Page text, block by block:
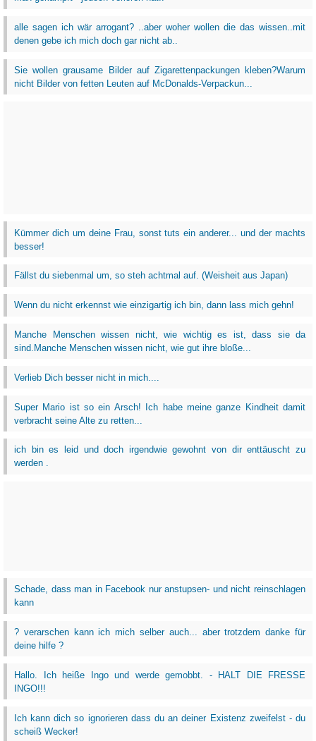
alle sagen ich wär arrogant? ..aber woher wollen die das wissen..mit
denen gebe ich mich doch gar nicht ab..
Sie wollen grausame Bilder auf Zigarettenpackungen kleben?Warum
nicht Bilder von fetten Leuten auf McDonalds-Verpackun...
Kümmer dich um deine Frau, sonst tuts ein anderer... und der machts
besser!
Fällst du siebenmal um, so steh achtmal auf. (Weisheit aus Japan)
Wenn du nicht erkennst wie einzigartig ich bin, dann lass mich gehn!
Manche Menschen wissen nicht, wie wichtig es ist, dass sie da
sind.Manche Menschen wissen nicht, wie gut ihre bloße...
Verlieb Dich besser nicht in mich....
Super Mario ist so ein Arsch! Ich habe meine ganze Kindheit damit
verbracht seine Alte zu retten...
ich bin es leid und doch irgendwie gewohnt von dir enttäuscht zu
werden .
Schade, dass man in Facebook nur anstupsen- und nicht reinschlagen
kann
? verarschen kann ich mich selber auch... aber trotzdem danke für
deine hilfe ?
Hallo. Ich heiße Ingo und werde gemobbt. - HALT DIE FRESSE
INGO!!!
Ich kann dich so ignorieren dass du an deiner Existenz zweifelst - du
scheiß Wecker!